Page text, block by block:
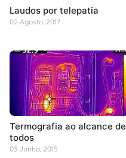
Laudos por telepatia
02 Agosto, 2017
Termografia ao alcance de
todos
03 Junho, 2015